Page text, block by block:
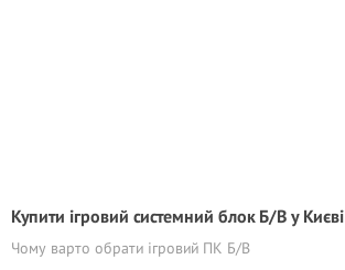
Купити ігровий системний блок Б/В у Києві
Чому варто обрати ігровий ПК Б/В